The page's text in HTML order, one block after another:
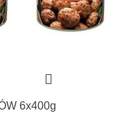
6x400g